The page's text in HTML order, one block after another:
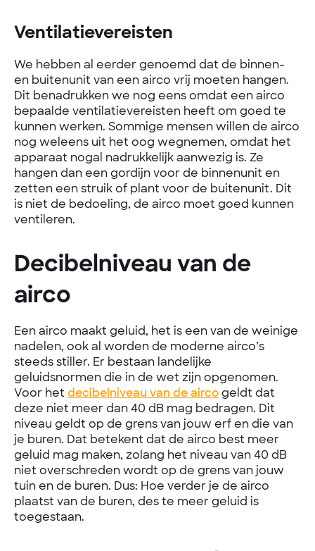
Ventilatievereisten
We hebben al eerder genoemd dat de binnen-
en buitenunit van een airco vrij moeten hangen.
Dit benadrukken we nog eens omdat een airco
bepaalde ventilatievereisten heeft om goed te
kunnen werken. Sommige mensen willen de airco
nog weleens uit het oog wegnemen, omdat het
apparaat nogal nadrukkelijk aanwezig is. Ze
hangen dan een gordijn voor de binnenunit en
zetten een struik of plant voor de buitenunit. Dit
is niet de bedoeling, de airco moet goed kunnen
ventileren.
Decibelniveau van de
airco
Een airco maakt geluid, het is een van de weinige
nadelen, ook al worden de moderne airco’s
steeds stiller. Er bestaan landelijke
geluidsnormen die in de wet zijn opgenomen.
Voor het decibelniveau van de aircogeldt dat
deze niet meer dan 40 dB mag bedragen. Dit
niveau geldt op de grens van jouw erf en die van
je buren. Dat betekent dat de airco best meer
geluid mag maken, zolang het niveau van 40 dB
niet overschreden wordt op de grens van jouw
tuin en de buren. Dus: Hoe verder je de airco
plaatst van de buren, des te meer geluid is
toegestaan.